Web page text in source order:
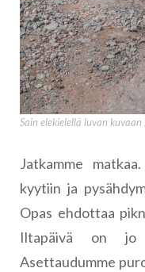
Sain elekielellä luvan
Jatkamme
kyytiin ja
Opas ehdottaa
Iltapäivä on
Asettaudumme